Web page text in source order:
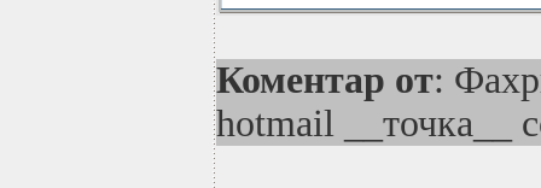
Коментар от:
hotmail __точка__